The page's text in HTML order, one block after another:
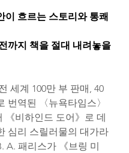
이 흐르는 스토리와 통쾌
까지 책을 절대 내려놓을
세계 100만 부 판매, 40
번역된 〈뉴욕타임스〉
《비하인드 도어》로 데
심리 스릴러물의 대가라
A. 패리스가 《브링 미